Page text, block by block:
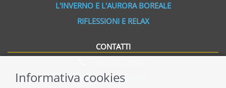
L'INVERNO E L'AURORA BOREALE
RIFLESSIONI E RELAX
CONTATTI
info@norama.it
Informativa cookies